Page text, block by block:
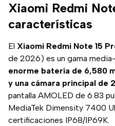
Xiaomi Redmi
características
El Xiaomi Redmi Note 15
de 2026) es un gama
enorme batería de 6,580
y una cámara principal de
pantalla AMOLED de 6.83
MediaTek Dimensity 7400
certificaciones IP68/IP69K.